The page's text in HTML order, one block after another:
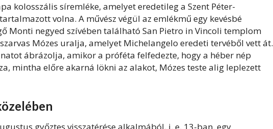
kolosszális síremléke, amelyet eredetileg a Szent Péter-
volna. A művész végül az emlékmű egy kevésbé
Monti negyed szívében található San Pietro in Vincoli templom
Mózes uralja, amelyet Michelangelo eredeti tervéből vett át.
ábrázolja, amikor a próféta felfedezte, hogy a héber nép
mintha előre akarná lökni az alakot, Mózes teste alig leplezett
győztes visszatérése alkalmából, i. e. 13-ban, egy